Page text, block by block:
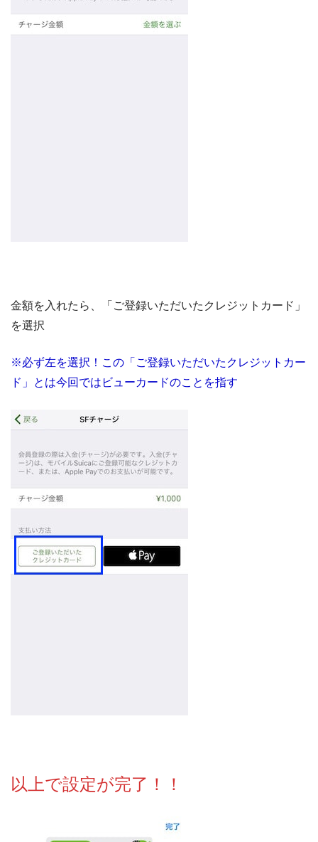
金額を入れたら、「ご登録いただいたクレジットカード」
を選択
※必ず左を選択！この「ご登録いただいたクレジットカー
ド」とは今回ではビューカードのことを指す
以上で設定が完了！！